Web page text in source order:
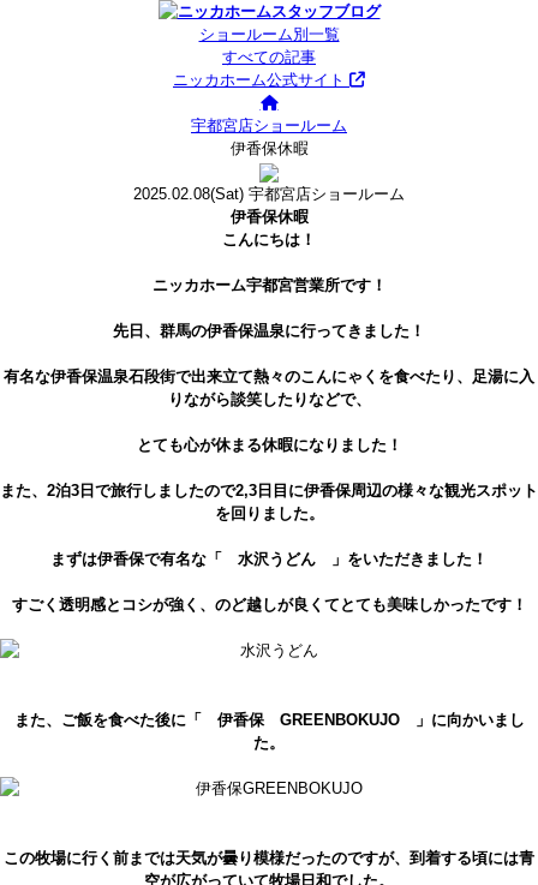
ショールーム別一覧
すべての記事
ニッカホーム公式サイト
宇都宮店ショールーム
伊香保休暇
2025.02.08(Sat) 宇都宮店ショールーム
伊香保休暇
こんにちは！
ニッカホーム宇都宮営業所です！
先日、群馬の伊香保温泉に行ってきました！
有名な伊香保温泉石段街で出来立て熱々のこんにゃくを食べたり、足湯に入
りながら談笑したりなどで、
とても心が休まる休暇になりました！
また、2泊3日で旅行しましたので2,3日目に伊香保周辺の様々な観光スポット
を回りました。
まずは伊香保で有名な「 水沢うどん 」をいただきました！
すごく透明感とコシが強く、のど越しが良くてとても美味しかったです！
また、ご飯を食べた後に「 伊香保 GREENBOKUJO 」に向かいまし
た。
この牧場に行く前までは天気が曇り模様だったのですが、到着する頃には青
空が広がっていて牧場日和でした。